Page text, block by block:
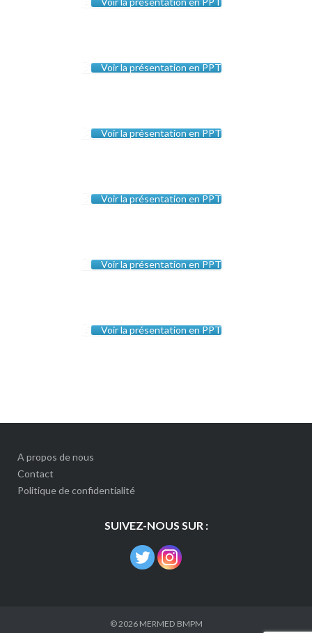
Voir la présentation en PPT
Voir la présentation en PPT
Voir la présentation en PPT
Voir la présentation en PPT
Voir la présentation en PPT
A propos de nous
Contact
Politique de confidentialité
SUIVEZ-NOUS SUR :
© 2026 MERMED BMPM